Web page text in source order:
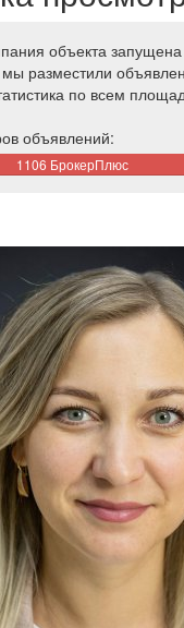
объекта
разместили
по всем
объявлений:
1106 БрокерПлюс